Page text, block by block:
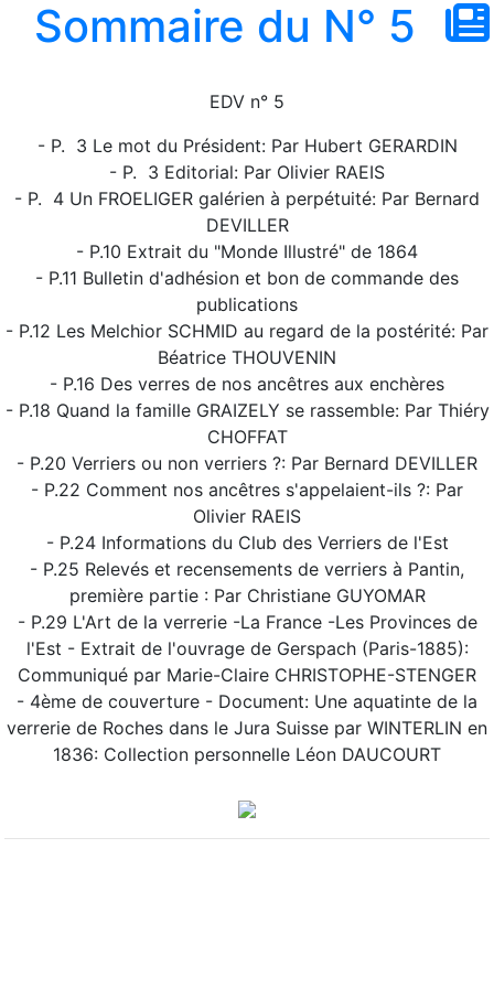
Sommaire du N° 5
EDV n° 5
- P. 3 Le mot du Président: Par Hubert GERARDIN
- P. 3 Editorial: Par Olivier RAEIS
- P. 4 Un FROELIGER galérien à perpétuité: Par Bernard
DEVILLER
- P.10 Extrait du "Monde Illustré" de 1864
- P.11 Bulletin d'adhésion et bon de commande des
publications
- P.12 Les Melchior SCHMID au regard de la postérité: Par
Béatrice THOUVENIN
- P.16 Des verres de nos ancêtres aux enchères
- P.18 Quand la famille GRAIZELY se rassemble: Par Thiéry
CHOFFAT
- P.20 Verriers ou non verriers ?: Par Bernard DEVILLER
- P.22 Comment nos ancêtres s'appelaient-ils ?: Par
Olivier RAEIS
- P.24 Informations du Club des Verriers de l'Est
- P.25 Relevés et recensements de verriers à Pantin,
première partie : Par Christiane GUYOMAR
- P.29 L'Art de la verrerie -La France -Les Provinces de
l'Est - Extrait de l'ouvrage de Gerspach (Paris-1885):
Communiqué par Marie-Claire CHRISTOPHE-STENGER
- 4ème de couverture - Document: Une aquatinte de la
verrerie de Roches dans le Jura Suisse par WINTERLIN en
1836: Collection personnelle Léon DAUCOURT